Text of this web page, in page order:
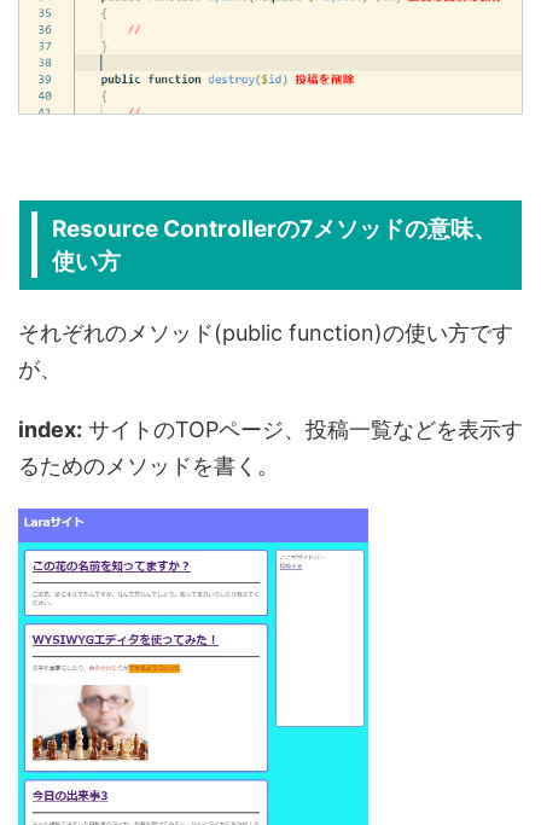
Resource Controllerの7メソッドの意味、
使い方
それぞれのメソッド(public function)の使い方です
が、
index: サイトのTOPページ、投稿一覧などを表示す
るためのメソッドを書く。